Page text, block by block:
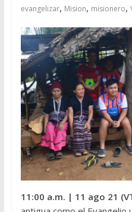
evangelizar, Mision, misionero,
11:00 a.m. | 11 ago 21